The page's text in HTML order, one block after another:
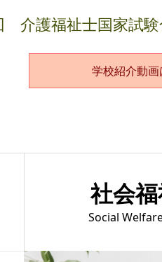
介護福祉士国家試
学校紹介動画
社会
Social